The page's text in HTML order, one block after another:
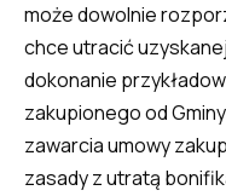
może dowolnie
chce utracić
dokonanie
zakupionego od
zawarcia umowy
zasady z utratą